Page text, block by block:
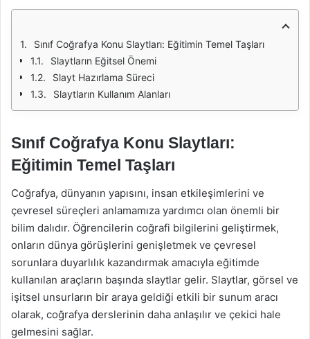
Sınıf Coğrafya Konu Slaytları: Eğitimin Temel Taşları
Slaytların Eğitsel Önemi
Slayt Hazırlama Süreci
Slaytların Kullanım Alanları
Sınıf Coğrafya Konu Slaytları:
Eğitimin Temel Taşları
Coğrafya, dünyanın yapısını, insan etkileşimlerini ve
çevresel süreçleri anlamamıza yardımcı olan önemli bir
bilim dalıdır. Öğrencilerin coğrafi bilgilerini geliştirmek,
onların dünya görüşlerini genişletmek ve çevresel
sorunlara duyarlılık kazandırmak amacıyla eğitimde
kullanılan araçların başında slaytlar gelir. Slaytlar, görsel ve
işitsel unsurların bir araya geldiği etkili bir sunum aracı
olarak, coğrafya derslerinin daha anlaşılır ve çekici hale
gelmesini sağlar.